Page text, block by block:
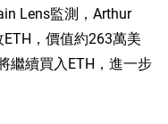
Lens監測，Arthur
，價值約263萬美
繼續買入ETH，進一步